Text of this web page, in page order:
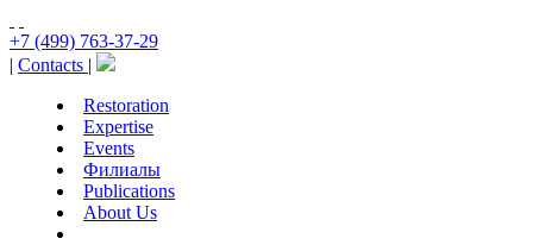
+7 (499) 763-37-29
| Contacts |
Restoration
Expertise
Events
Филиалы
Publications
About Us